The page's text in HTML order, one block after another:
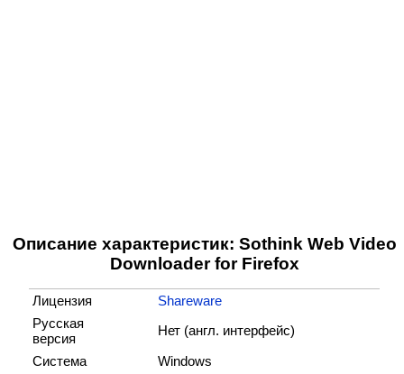
Описание характеристик: Sothink Web Video
Downloader for Firefox
Лицензия
Shareware
Русская
версия
Нет (англ. интерфейс)
Система
Windows